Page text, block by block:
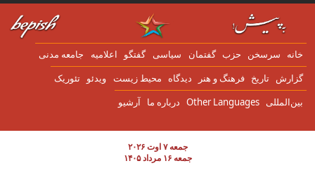
به محتوای اصلی
سرسخن حزب گفتمان سياسی گفتگو اعلاميه جامعه مدنی
تاریخ فرهنگ و هنر دیدگاه محیط زیست ویدئو تئوریک
Other Languages درباره ما آرشیو
جمعه ۷ اوت ۲۰۲۶
جمعه ۱۶ مرداد ۱۴۰۵